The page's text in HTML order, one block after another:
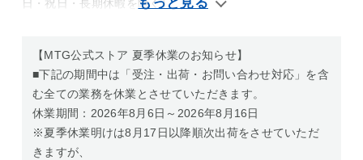
日・祝日・長期休暇を除く）
【MTG公式ストア 夏季休業のお知らせ】
■下記の期間中は「受注・出荷・お問い合わせ対応」を含
む全ての業務を休業とさせていただきます。
休業期間：2026年8月6日～2026年8月16日
※夏季休業明けは8月17日以降順次出荷をさせていただ
きますが、